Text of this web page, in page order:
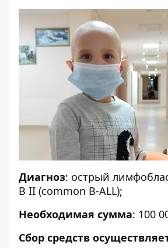
Диагноз: острый
B II (common B-ALL);
Необходимая сумма: 100
Сбор средств